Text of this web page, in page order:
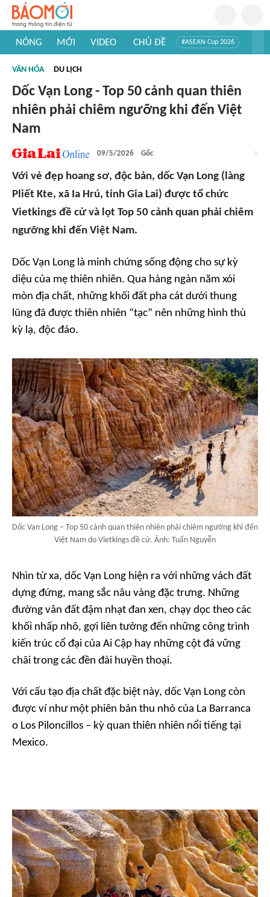
NÓNG MỚI VIDEO CHỦ ĐỀ #ASEAN Cup 2026
#Khám phá thế giới
VĂN HÓA DU LỊCH
Dốc Vạn Long - Top 50 cảnh quan thiên
nhiên phải chiêm ngưỡng khi đến Việt
Nam
09/5/2026 Gốc
Với vẻ đẹp hoang sơ, độc bản, dốc Vạn Long (làng
Pliết Kte, xã Ia Hrú, tỉnh Gia Lai) được tổ chức
Vietkings đề cử và lọt Top 50 cảnh quan phải chiêm
ngưỡng khi đến Việt Nam.
Dốc Vạn Long là minh chứng sống động cho sự kỳ
diệu của mẹ thiên nhiên. Qua hàng ngàn năm xói
mòn địa chất, những khối đất pha cát dưới thung
lũng đã được thiên nhiên “tạc” nên những hình thù
kỳ lạ, độc đáo.
Dốc Vạn Long – Top 50 cảnh quan thiên nhiên phải chiêm ngưỡng khi đến
Việt Nam do Vietkings đề cử. Ảnh: Tuấn Nguyễn
Nhìn từ xa, dốc Vạn Long hiện ra với những vách đất
dựng đứng, mang sắc nâu vàng đặc trưng. Những
đường vân đất đậm nhạt đan xen, chạy dọc theo các
khối nhấp nhô, gợi liên tưởng đến những công trình
kiến trúc cổ đại của Ai Cập hay những cột đá vững
chãi trong các đền đài huyền thoại.
Với cấu tạo địa chất đặc biệt này, dốc Vạn Long còn
được ví như một phiên bản thu nhỏ của La Barranca
o Los Piloncillos – kỳ quan thiên nhiên nổi tiếng tại
Mexico.